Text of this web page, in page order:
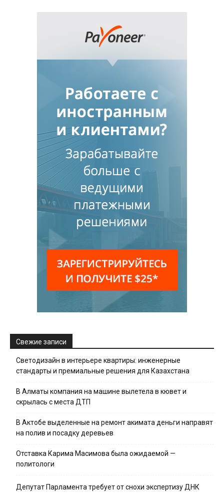
Свежие записи
Светодизайн в интерьере квартиры: инженерные
стандарты и премиальные решения для Казахстана
В Алматы компания на машине вылетела в кювет и
скрылась с места ДТП
В Актобе выделенные на ремонт акимата деньги направят
на полив и посадку деревьев
Отставка Карима Масимова была ожидаемой —
политологи
Депутат Парламента требует от снохи экспертизу ДНК